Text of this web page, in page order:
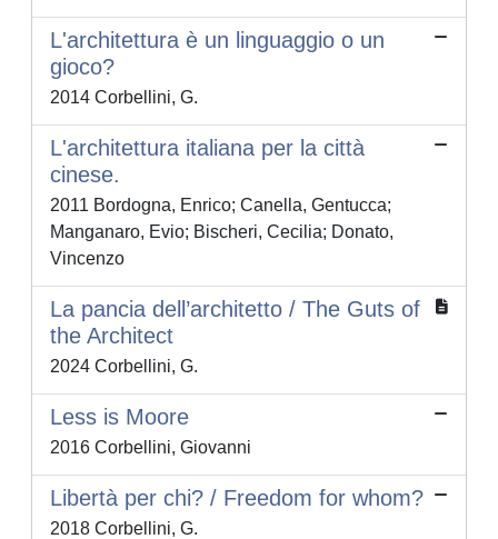
L'architettura è un linguaggio o un
gioco?
2014 Corbellini, G.
L'architettura italiana per la città
cinese.
2011 Bordogna, Enrico; Canella, Gentucca;
Manganaro, Evio; Bischeri, Cecilia; Donato,
Vincenzo
La pancia dell’architetto / The Guts of
the Architect
2024 Corbellini, G.
Less is Moore
2016 Corbellini, Giovanni
Libertà per chi? / Freedom for whom?
2018 Corbellini, G.